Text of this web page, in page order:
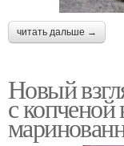
читать дальше →
Новый
с